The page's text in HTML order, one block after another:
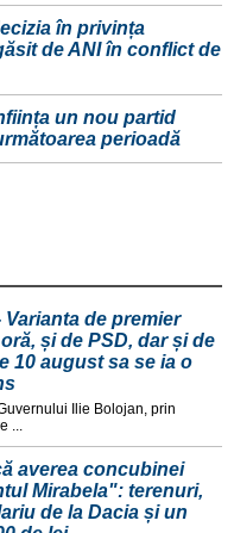
în privința
de ANI în conflict de
un nou partid
perioadă
de premier
și de PSD, dar și de
10 august sa se ia o
Ilie Bolojan, prin
...
averea concubinei
Mirabela": terenuri,
de la Dacia și un